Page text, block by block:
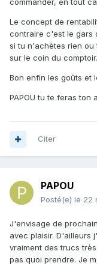
mais je suis tombé
tomber...et je le
commercial .. 😎 .!!!
SportsMed c'est
ça dépend pour
mais deux binôme
sport med.... tampi
résultat, quelque
je leur répondait
trop tard
vite tout a la vente
Le concept de
contraire c'est le gars
si tu n'achètes rien
sur le coin du comptoir.
Bon enfin les goûts et
PAPOU tu te feras ton
Citer
PAPOU
Posté(e) le 22
J'envisage de
avec plaisir. D'ailleurs
vraiment des trucs
pas quoi prendre. Je